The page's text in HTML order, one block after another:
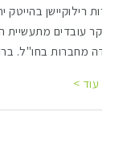
משרות
ובעיקר
עבודה מחברות